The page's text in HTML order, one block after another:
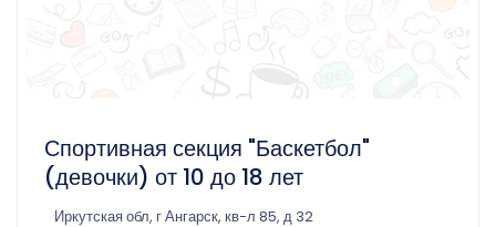
Спортивная секция "Баскетбол"
(девочки) от 10 до 18 лет
Иркутская обл, г Ангарск, кв-л 85, д 32